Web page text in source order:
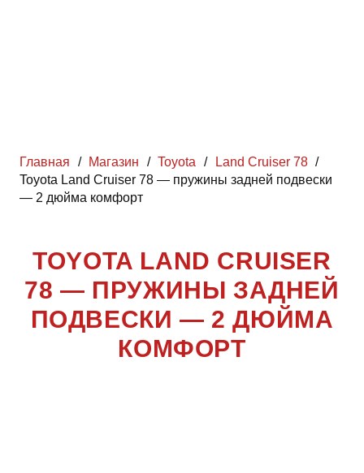
Главная / Магазин / Toyota / Land Cruiser 78 /
Toyota Land Cruiser 78 — пружины задней подвески
— 2 дюйма комфорт
TOYOTA LAND CRUISER
78 — ПРУЖИНЫ ЗАДНЕЙ
ПОДВЕСКИ — 2 ДЮЙМА
КОМФОРТ